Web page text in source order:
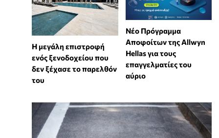
Η μεγάλη επιστροφή
ενός ξενοδοχείου που
δεν ξέχασε το παρελθόν
του
Νέο Πρόγραμμα
Αποφοίτων της Allwyn
Hellas για τους
επαγγελματίες του
αύριο